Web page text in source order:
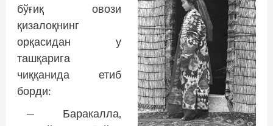
бўғиқ овози
қизалоқнинг
орқасидан у
ташқарига
чиққанида етиб
борди:
— Баракалла,